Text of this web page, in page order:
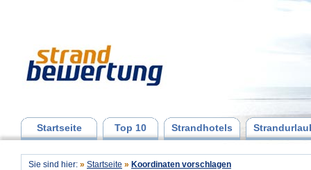
Startseite Top 10 Strandhotels
Sie sind hier: » Startseite » Koordinaten vorschlagen